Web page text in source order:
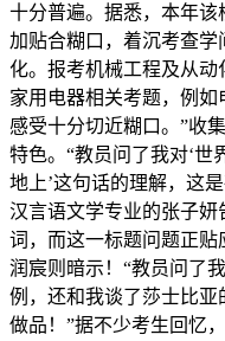
十分普遍。据悉，本年
加贴合糊口，着沉考查
化。报考机械工程及从动
家用电器相关考题，例
感受十分切近糊口。”收
特色。“教员问了我对‘世
地上’这句话的理解，这
汉言语文学专业的张子妍
词，而这一标题问题正
润宸则暗示！“教员问了
例，还和我谈了莎士比
做品！”据不少考生回忆